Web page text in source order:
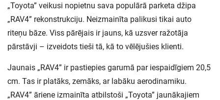
„Toyota” veikusi nopietnu sava populārā parketa džipa
„RAV4” rekonstrukciju. Neizmainīta palikusi tikai auto
riteņu bāze. Viss pārējais ir jauns, kā uzsver ražotāja
pārstāvji – izveidots tieši tā, kā to vēlējušies klienti.
Jaunais „RAV4” ir pastiepies garumā par iespaidīgiem 20,5
cm. Tas ir platāks, zemāks, ar labāku aerodinamiku.
„RAV4” āriene izmainīta atbilstoši „Toyota” jaunākajiem